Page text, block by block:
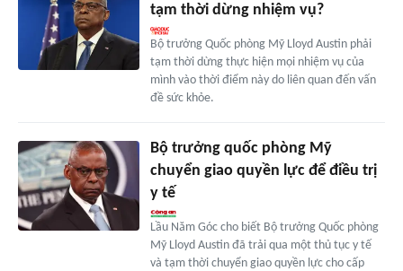
tạm thời dừng nhiệm vụ?
Bộ trưởng Quốc phòng Mỹ Lloyd Austin phải
tạm thời dừng thực hiện mọi nhiệm vụ của
mình vào thời điểm này do liên quan đến vấn
đề sức khỏe.
Bộ trưởng quốc phòng Mỹ
chuyển giao quyền lực để điều trị
y tế
Lầu Năm Góc cho biết Bộ trưởng Quốc phòng
Mỹ Lloyd Austin đã trải qua một thủ tục y tế
và tạm thời chuyển giao quyền lực cho cấp